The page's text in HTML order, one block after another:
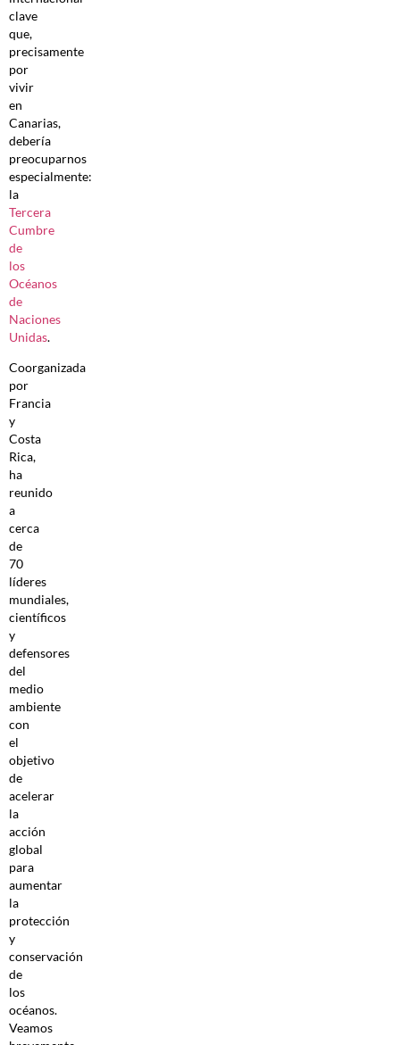
clave
que,
precisamente
por
vivir
en
Canarias,
debería
preocuparnos
especialmente:
la
Tercera
Cumbre
de
los
Océanos
de
Naciones
Unidas.
Coorganizada
por
Francia
y
Costa
Rica,
ha
reunido
a
cerca
de
70
líderes
mundiales,
científicos
y
defensores
del
medio
ambiente
con
el
objetivo
de
acelerar
la
acción
global
para
aumentar
la
protección
y
conservación
de
los
océanos.
Veamos